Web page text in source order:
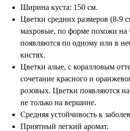
Ширина куста: 150 см.
Цветки средних размеров (8-9
махровые, по форме похожи на
появляются по одному или в
кистях.
Цветки алые, с коралловым
сочетание красного и
розовых. Цветки появляются
не только на вершине.
Средняя устойчивость к
Приятный легкий аромат.